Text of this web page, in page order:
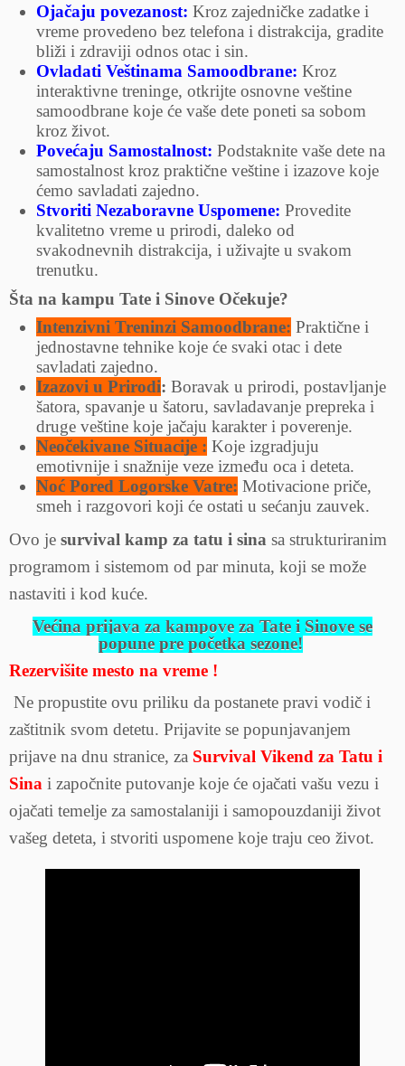
Ojačaju povezanost: Kroz zajedničke zadatke i
vreme provedeno bez telefona i distrakcija, gradite
bliži i zdraviji odnos otac i sin.
Ovladati Veštinama Samoodbrane: Kroz
interaktivne treninge, otkrijte osnovne veštine
samoodbrane koje će vaše dete poneti sa sobom
kroz život.
Povećaju Samostalnost: Podstaknite vaše dete na
samostalnost kroz praktične veštine i izazove koje
ćemo savladati zajedno.
Stvoriti Nezaboravne Uspomene: Provedite
kvalitetno vreme u prirodi, daleko od
svakodnevnih distrakcija, i uživajte u svakom
trenutku.
Šta na kampu Tate i Sinove Očekuje?
Intenzivni Treninzi Samoodbrane: Praktične i
jednostavne tehnike koje će svaki otac i dete
savladati zajedno.
Izazovi u Prirodi: Boravak u prirodi, postavljanje
šatora, spavanje u šatoru, savladavanje prepreka i
druge veštine koje jačaju karakter i poverenje.
Neočekivane Situacije : Koje izgradjuju
emotivnije i snažnije veze između oca i deteta.
Noć Pored Logorske Vatre: Motivacione priče,
smeh i razgovori koji će ostati u sećanju zauvek.
Ovo je survival kamp za tatu i sina sa strukturiranim
programom i sistemom od par minuta, koji se može
nastaviti i kod kuće.
Većina prijava za kampove za Tate i Sinove se
popune pre početka sezone!
Rezervišite mesto na vreme !
Ne propustite ovu priliku da postanete pravi vodič i
zaštitnik svom detetu. Prijavite se popunjavanjem
prijave na dnu stranice, za Survival Vikend za Tatu i
Sina i započnite putovanje koje će ojačati vašu vezu i
ojačati temelje za samostalaniji i samopouzdaniji život
vašeg deteta, i stvoriti uspomene koje traju ceo život.